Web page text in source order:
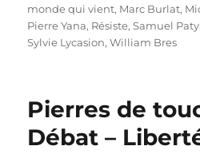
monde qui vient, Marc Burlat,
Pierre Yana, Résiste,Samuel Paty
Sylvie Lycasion,William Bres
Pierres de
Débat –